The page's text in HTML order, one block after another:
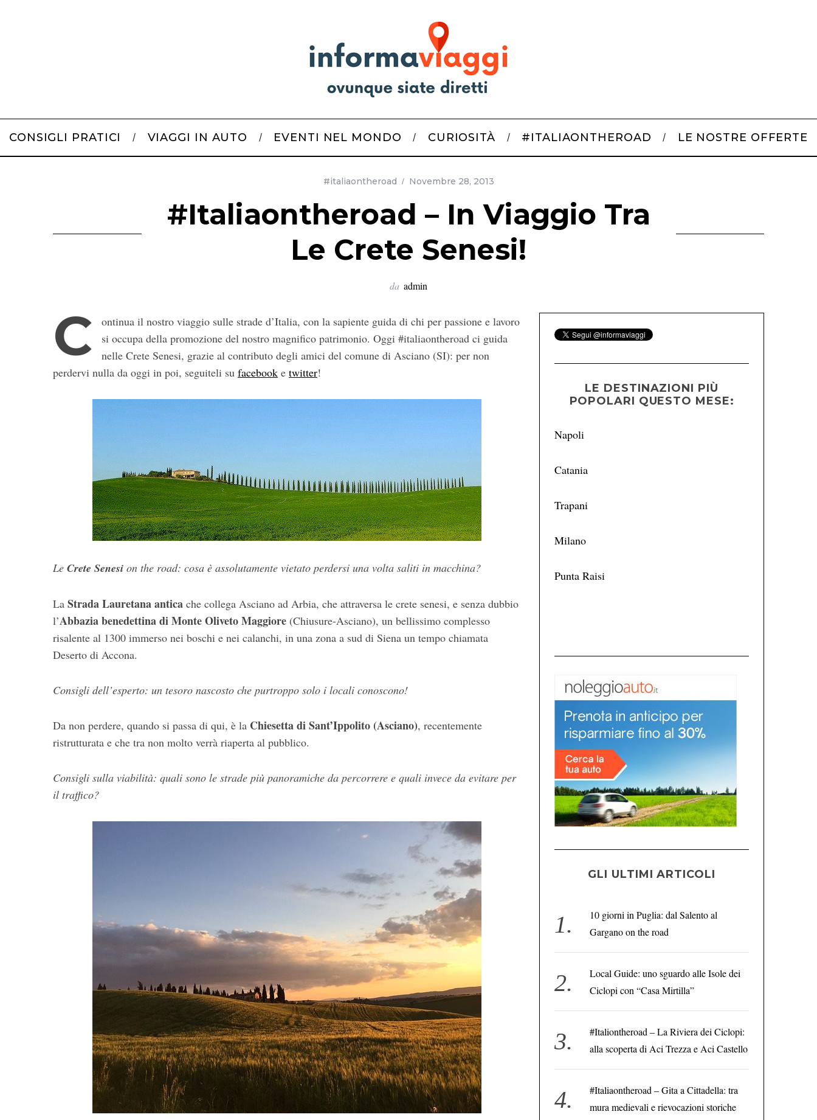
CONSIGLI PRATICI VIAGGI IN AUTO EVENTI NEL MONDO CURIOSITÀ #ITALIAONTHEROAD LE NOSTRE OFFERTE
#italiaontheroad Novembre 28, 2013
#Italiaontheroad – In Viaggio Tra
Le Crete Senesi!
da admin
C
ontinua il nostro viaggio sulle strade d’Italia, con la sapiente guida di chi per passione e lavoro
si occupa della promozione del nostro magnifico patrimonio. Oggi #italiaontheroad ci guida
nelle Crete Senesi, grazie al contributo degli amici del comune di Asciano (SI): per non
perdervi nulla da oggi in poi, seguiteli su facebook e twitter!
Le Crete Senesi on the road: cosa è assolutamente vietato perdersi una volta saliti in macchina?
La Strada Lauretana antica che collega Asciano ad Arbia, che attraversa le crete senesi, e senza dubbio
l’Abbazia benedettina di Monte Oliveto Maggiore (Chiusure-Asciano), un bellissimo complesso
risalente al 1300 immerso nei boschi e nei calanchi, in una zona a sud di Siena un tempo chiamata
Deserto di Accona.
Consigli dell’esperto: un tesoro nascosto che purtroppo solo i locali conoscono!
Da non perdere, quando si passa di qui, è la Chiesetta di Sant’Ippolito (Asciano), recentemente
ristrutturata e che tra non molto verrà riaperta al pubblico.
Consigli sulla viabilità: quali sono le strade più panoramiche da percorrere e quali invece da evitare per
il traffico?
LE DESTINAZIONI PIÙ
POPOLARI QUESTO MESE:
Napoli
Catania
Trapani
Milano
Punta Raisi
GLI ULTIMI ARTICOLI
10 giorni in Puglia: dal Salento al
Gargano on the road
Local Guide: uno sguardo alle Isole dei
Ciclopi con “Casa Mirtilla”
#Italiontheroad – La Riviera dei Ciclopi:
alla scoperta di Aci Trezza e Aci Castello
#Italiaontheroad – Gita a Cittadella: tra
mura medievali e rievocazioni storiche